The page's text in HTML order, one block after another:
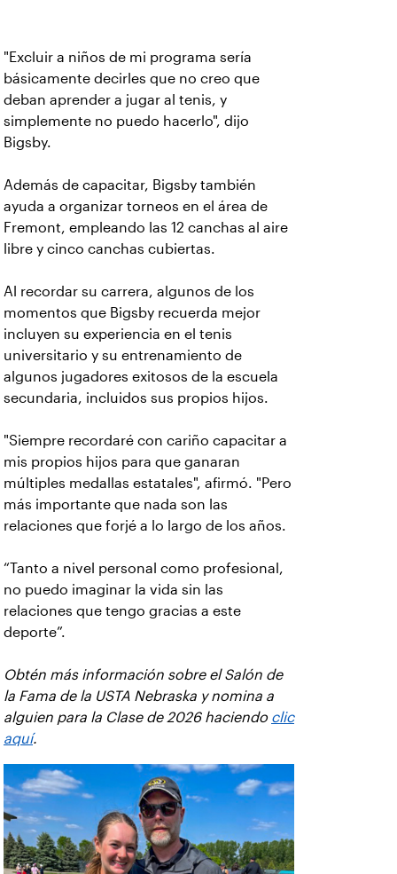
"Excluir a niños de mi programa sería
básicamente decirles que no creo que
deban aprender a jugar al tenis, y
simplemente no puedo hacerlo", dijo
Bigsby.
Además de capacitar, Bigsby también
ayuda a organizar torneos en el área de
Fremont, empleando las 12 canchas al aire
libre y cinco canchas cubiertas.
Al recordar su carrera, algunos de los
momentos que Bigsby recuerda mejor
incluyen su experiencia en el tenis
universitario y su entrenamiento de
algunos jugadores exitosos de la escuela
secundaria, incluidos sus propios hijos.
"Siempre recordaré con cariño capacitar a
mis propios hijos para que ganaran
múltiples medallas estatales", afirmó. "Pero
más importante que nada son las
relaciones que forjé a lo largo de los años.
“Tanto a nivel personal como profesional,
no puedo imaginar la vida sin las
relaciones que tengo gracias a este
deporte”.
Obtén más información sobre el Salón de
la Fama de la USTA Nebraska y nomina a
alguien para la Clase de 2026 haciendo clic
aquí.